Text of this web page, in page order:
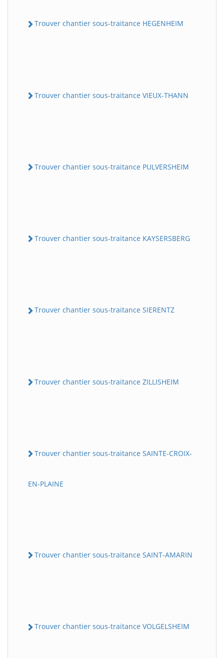
Trouver chantier sous-traitance HEGENHEIM
Trouver chantier sous-traitance VIEUX-THANN
Trouver chantier sous-traitance PULVERSHEIM
Trouver chantier sous-traitance KAYSERSBERG
Trouver chantier sous-traitance SIERENTZ
Trouver chantier sous-traitance ZILLISHEIM
Trouver chantier sous-traitance SAINTE-CROIX-
EN-PLAINE
Trouver chantier sous-traitance SAINT-AMARIN
Trouver chantier sous-traitance VOLGELSHEIM